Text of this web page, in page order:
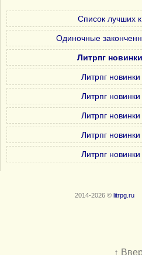
Список лучших
Одиночные
Литрпг
Литрпг
Литрпг
Литрпг
Литрпг
Литрпг
2014-2026 © litrpg.ru
↑